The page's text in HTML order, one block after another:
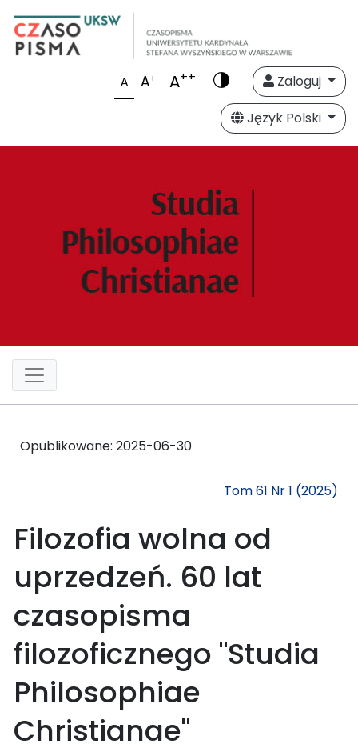
A A+ A++
Zaloguj
Język Polski
Opublikowane: 2025-06-30
Tom 61 Nr 1 (2025)
Filozofia wolna od
uprzedzeń. 60 lat
czasopisma
filozoficznego "Studia
Philosophiae
Christianae"